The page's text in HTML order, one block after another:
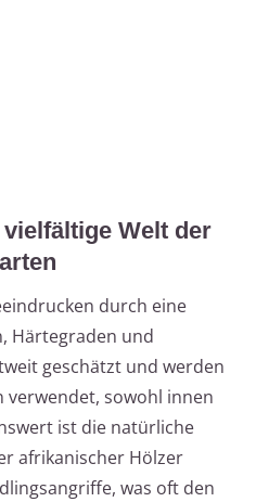
Welt der
durch eine
Härtegraden und
geschätzt und werden
verwendet, sowohl innen
ist die natürliche
afrikanischer Hölzer
was oft den